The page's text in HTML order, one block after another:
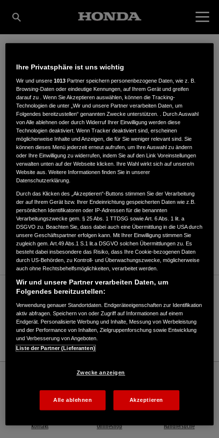
FAHRRÄDER-FORST-
GARTENTECHNIK,
INH. DENNY SCHULT
Friedrich-Ludwig-Str. 26a
ANFAHRTSBESCHREIBUNG ANFORDERN
WEBSITE
Verkauf / Kundendienst
038792/7516
E-Mail
Rasen und Garten
HONDA Deutschland Offizielle Website | The Power of Dreams
Kontakt Onlineshop Händlersuche
Ihre Privatsphäre ist uns wichtig
Wir und unsere1013 Partner speichern personenbezogene Daten, wie z. B.
Browsing-Daten oder eindeutige Kennungen, auf Ihrem Gerät und greifen
darauf zu . Wenn Sie Akzeptieren auswählen, können die Tracking-
Technologien die unter „Wir und unsere Partner verarbeiten Daten, um
Folgendes bereitzustellen“ genannten Zwecke unterstützen. . Durch Auswahl
von Alle ablehnen oder durch Widerruf Ihrer Einwilligung werden diese
Technologien deaktiviert. Wenn Tracker deaktiviert sind, erscheinen
möglicherweise Inhalte und Anzeigen, die für Sie weniger relevant sind. Sie
können dieses Menü jederzeit erneut aufrufen, um Ihre Auswahl zu ändern
oder Ihre Einwilligung zu widerrufen, indem Sie auf den Link Voreinstellungen
verwalten unten auf der Webseite klicken. Ihre Wahl wirkt sich auf unsere/n
Website aus. Weitere Informationen finden Sie in unserer
Datenschutzerklärung.
Durch das Klicken des „Akzeptieren“-Buttons stimmen Sie der Verarbeitung
der auf Ihrem Gerät bzw. Ihrer Endeinrichtung gespeicherten Daten wie z.B.
persönlichen Identifikatoren oder IP-Adressen für die benannten
Verarbeitungszwecke gem. § 25 Abs. 1 TTDSG sowie Art. 6 Abs. 1 lit. a
DSGVO zu. Beachten Sie, dass dabei auch eine Übermittlung in die USA durch
unsere Geschäftspartner erfolgen kann. Mit Ihrer Einwilligung stimmen Sie
zugleich gem. Art.49 Abs.1 S.1 lit.a DSGVO solchen Übermittlungen zu. Es
besteht dabei insbesondere das Risiko, dass Ihre Cookie-bezogenen Daten
durch US-Behörden, zu Kontroll- und Überwachungszwecke, möglicherweise
auch ohne Rechtsbehelfsmöglichkeiten, verarbeitet werden.
Wir und unsere Partner verarbeiten Daten, um
Folgendes bereitzustellen:
Verwendung genauer Standortdaten. Endgeräteeigenschaften zur Identifikation
aktiv abfragen. Speichern von oder Zugriff auf Informationen auf einem
Endgerät. Personalisierte Werbung und Inhalte, Messung von Werbeleistung
und der Performance von Inhalten, Zielgruppenforschung sowie Entwicklung
und Verbesserung von Angeboten.
Liste der Partner (Lieferanten)
Zwecke anzeigen
Alle ablehnen Akzeptieren